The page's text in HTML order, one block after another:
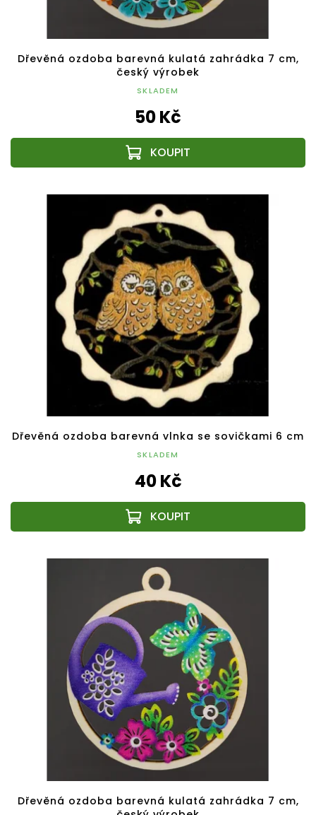
Dřevěná ozdoba barevná kulatá zahrádka 7 cm,
český výrobek
SKLADEM
50 Kč
Dřevěná ozdoba barevná vlnka se sovičkami 6 cm
SKLADEM
40 Kč
Dřevěná ozdoba barevná kulatá zahrádka 7 cm,